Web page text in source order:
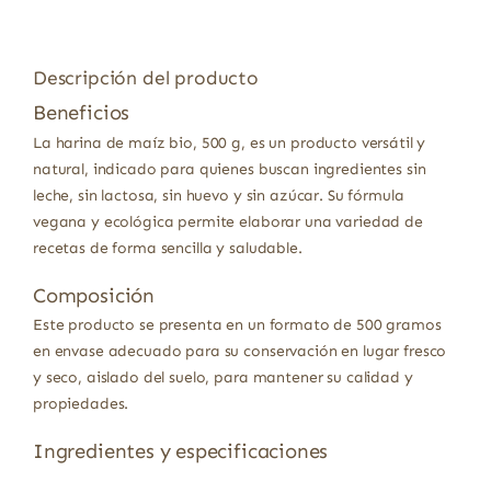
Descripción del producto
Beneficios
La harina de maíz bio, 500 g, es un producto versátil y
natural, indicado para quienes buscan ingredientes sin
leche, sin lactosa, sin huevo y sin azúcar. Su fórmula
vegana y ecológica permite elaborar una variedad de
recetas de forma sencilla y saludable.
Composición
Este producto se presenta en un formato de 500 gramos
en envase adecuado para su conservación en lugar fresco
y seco, aislado del suelo, para mantener su calidad y
propiedades.
Ingredientes y especificaciones